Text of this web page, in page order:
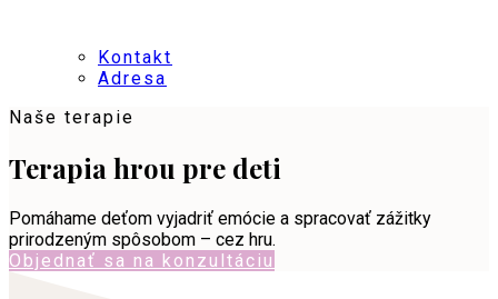
Kontakt
Adresa
Naše terapie
Terapia hrou pre deti
Pomáhame deťom vyjadriť emócie a spracovať zážitky
prirodzeným spôsobom – cez hru.
Objednať sa na konzultáciu